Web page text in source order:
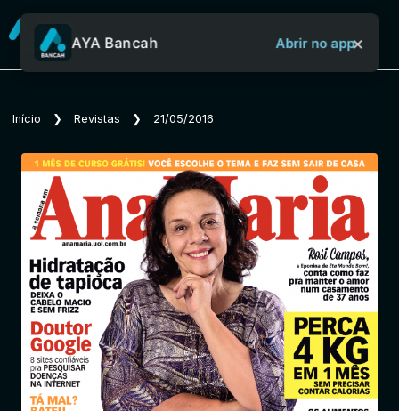
Sobre o Aya Bancah
Revistas
Jornais
Notícias
AYA Bancah Abrir no app×
Início ❯ Revistas ❯ 21/05/2016